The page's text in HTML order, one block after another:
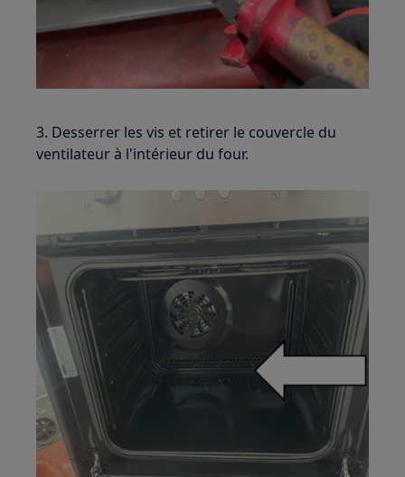
3. Desserrer les vis et retirer le couvercle du
ventilateur à l'intérieur du four.